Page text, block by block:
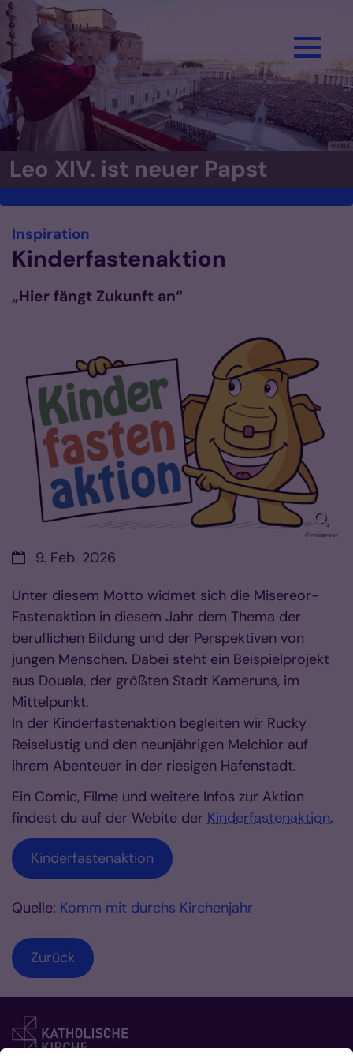
Zum Inhalt springen
© KNA
Leo XIV. ist neuer Papst
Inspiration
Kinderfastenaktion
„Hier fängt Zukunft an“
© misereor
Datum:9. Feb. 2026
Unter diesem Motto widmet sich die Misereor-
Fastenaktion in diesem Jahr dem Thema der
beruflichen Bildung und der Perspektiven von
jungen Menschen. Dabei steht ein Beispielprojekt
aus Douala, der größten Stadt Kameruns, im
Mittelpunkt.
In der Kinderfastenaktion begleiten wir Rucky
Reiselustig und den neunjährigen Melchior auf
ihrem Abenteuer in der riesigen Hafenstadt.
Ein Comic, Filme und weitere Infos zur Aktion
findest du auf der Webite der Kinderfastenaktion.
Kinderfastenaktion
Quelle: Komm mit durchs Kirchenjahr
Zurück